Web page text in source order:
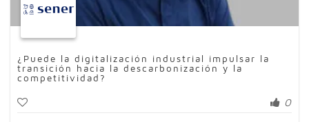
¿Puede la digitalización industrial impulsar la
transición hacia la descarbonización y la
competitividad?
0